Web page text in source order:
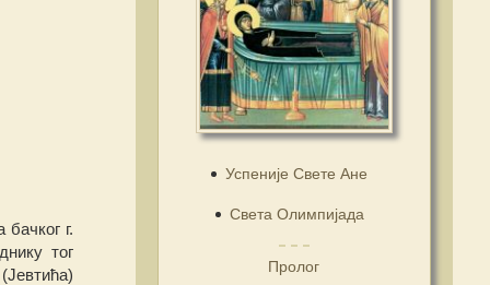
г.
тог
Успеније Свете Ане
Света Олимпијада
Пролог